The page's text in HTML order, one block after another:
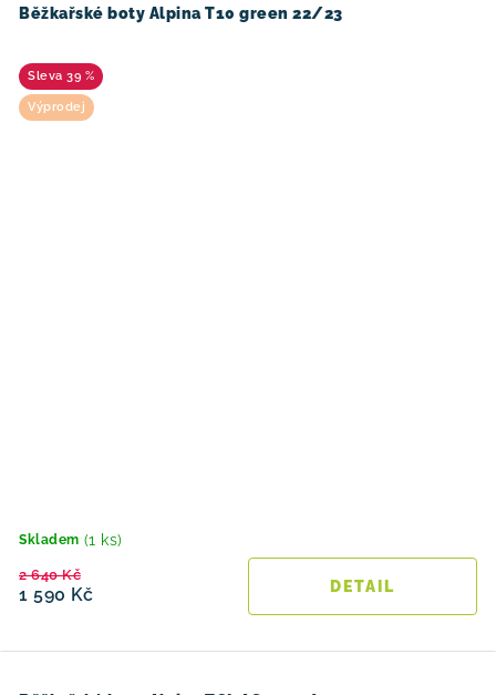
Běžkařské boty Alpina T10 green 22/23
39 %
Výprodej
Skladem (1 ks)
1 590 Kč
2 640 Kč